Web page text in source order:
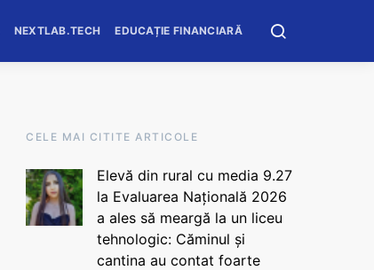
NEXTLAB.TECH EDUCAȚIE FINANCIARĂ
CELE MAI CITITE ARTICOLE
Elevă din rural cu media 9.27
la Evaluarea Națională 2026
a ales să meargă la un liceu
tehnologic: Căminul și
cantina au contat foarte